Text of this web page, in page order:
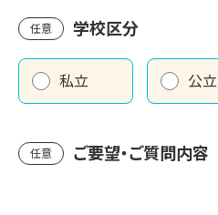
任意 学校区分
私立 公立
任意 ご要望・ご質問内容